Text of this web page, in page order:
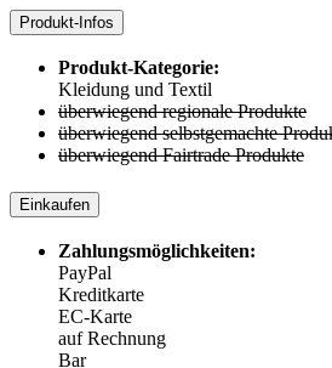
Produkt-Infos
Produkt-Kategorie:
Kleidung und Textil
überwiegend regionale Produkte
überwiegend selbstgemachte
überwiegend Fairtrade Produkte
Einkaufen
Zahlungsmöglichkeiten:
PayPal
Kreditkarte
EC-Karte
auf Rechnung
Bar